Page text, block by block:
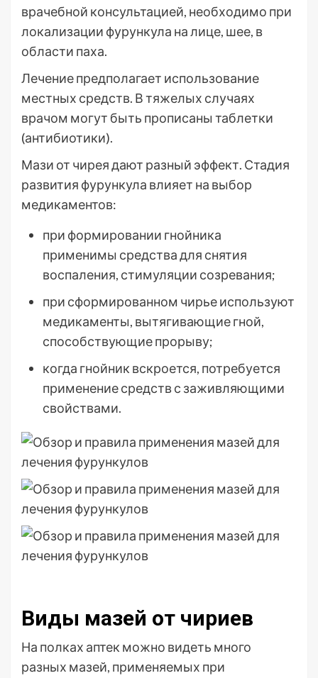
врачебной консультацией, необходимо при
локализации фурункула на лице, шее, в
области паха.
Лечение предполагает использование
местных средств. В тяжелых случаях
врачом могут быть прописаны таблетки
(антибиотики).
Мази от чирея дают разный эффект. Стадия
развития фурункула влияет на выбор
медикаментов:
при формировании гнойника
применимы средства для снятия
воспаления, стимуляции созревания;
при сформированном чирье используют
медикаменты, вытягивающие гной,
способствующие прорыву;
когда гнойник вскроется, потребуется
применение средств с заживляющими
свойствами.
Виды мазей от чириев
На полках аптек можно видеть много
разных мазей, применяемых при